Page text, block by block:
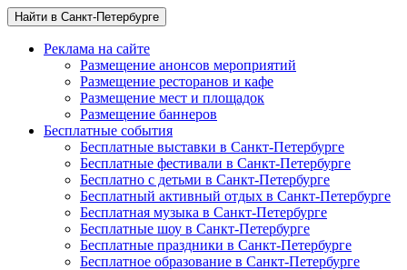
Найти в Санкт-Петербурге
Реклама на сайте
Размещение анонсов мероприятий
Размещение ресторанов и кафе
Размещение мест и площадок
Размещение баннеров
Бесплатные события
Бесплатные выставки в Санкт-Петербурге
Бесплатные фестивали в Санкт-Петербурге
Бесплатно с детьми в Санкт-Петербурге
Бесплатный активный отдых в Санкт-Петербурге
Бесплатная музыка в Санкт-Петербурге
Бесплатные шоу в Санкт-Петербурге
Бесплатные праздники в Санкт-Петербурге
Бесплатное образование в Санкт-Петербурге